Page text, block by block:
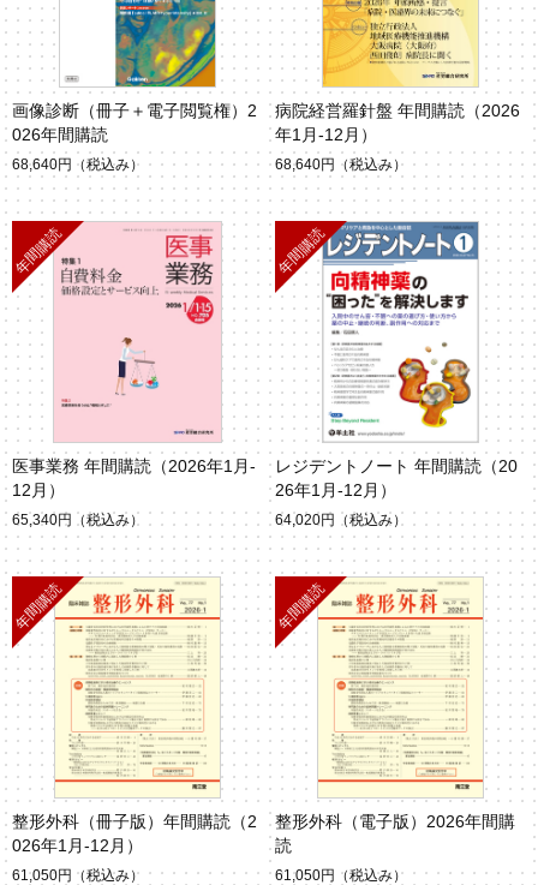
画像診断（冊子＋電子閲覧権）2
026年間購読
68,640円 （税込み）
病院経営羅針盤 年間購読（2026
年1月-12月）
68,640円 （税込み）
医事業務 年間購読（2026年1月-
12月）
65,340円 （税込み）
レジデントノート 年間購読（20
26年1月-12月）
64,020円 （税込み）
整形外科（冊子版）年間購読（2
026年1月-12月）
61,050円 （税込み）
整形外科（電子版）2026年間購
読
61,050円 （税込み）